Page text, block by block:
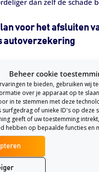
Beheer cookie
te bieden, gebruiken wij
over je apparaat op te
in te stemmen met deze
surfgedrag of unieke ID's op deze
geeft of uw toestemming
hebben op bepaalde functies en
voor het afsluiten
autoverzekering
van de voor jou meest
Dit gebeurt aan de
een paar persoonlijke
over de dekking
weet je dus precies welke
voor jou de beste optie